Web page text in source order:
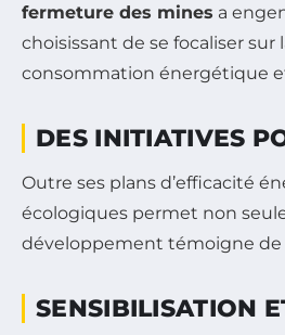
fermeture des mines a
choisissant de se focaliser
consommation énergétique
DES INITIATIVES
Outre ses plans d’efficacité
écologiques permet non
développement témoigne de
SENSIBILISATION